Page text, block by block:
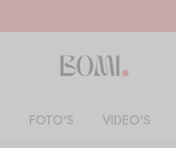
FOTO'S VIDEO'S